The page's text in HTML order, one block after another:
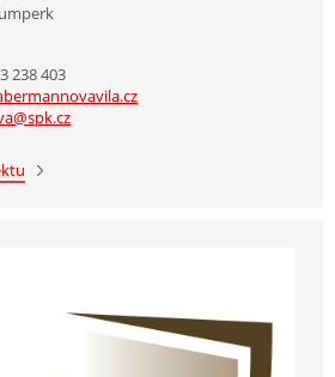
238 403